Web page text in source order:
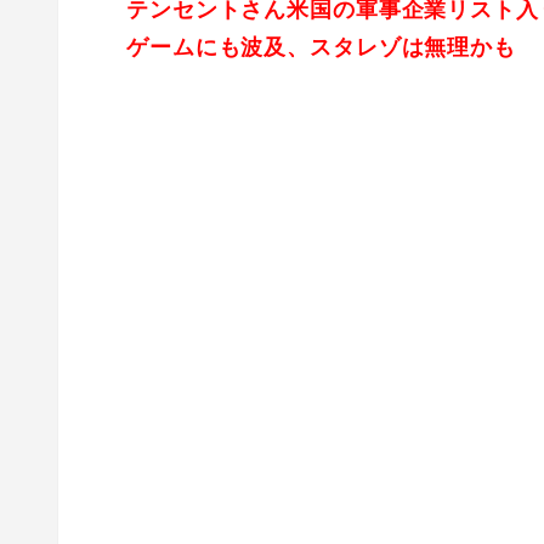
テンセントさん米国の軍事企業リスト入
ゲームにも波及、スタレゾは無理かも